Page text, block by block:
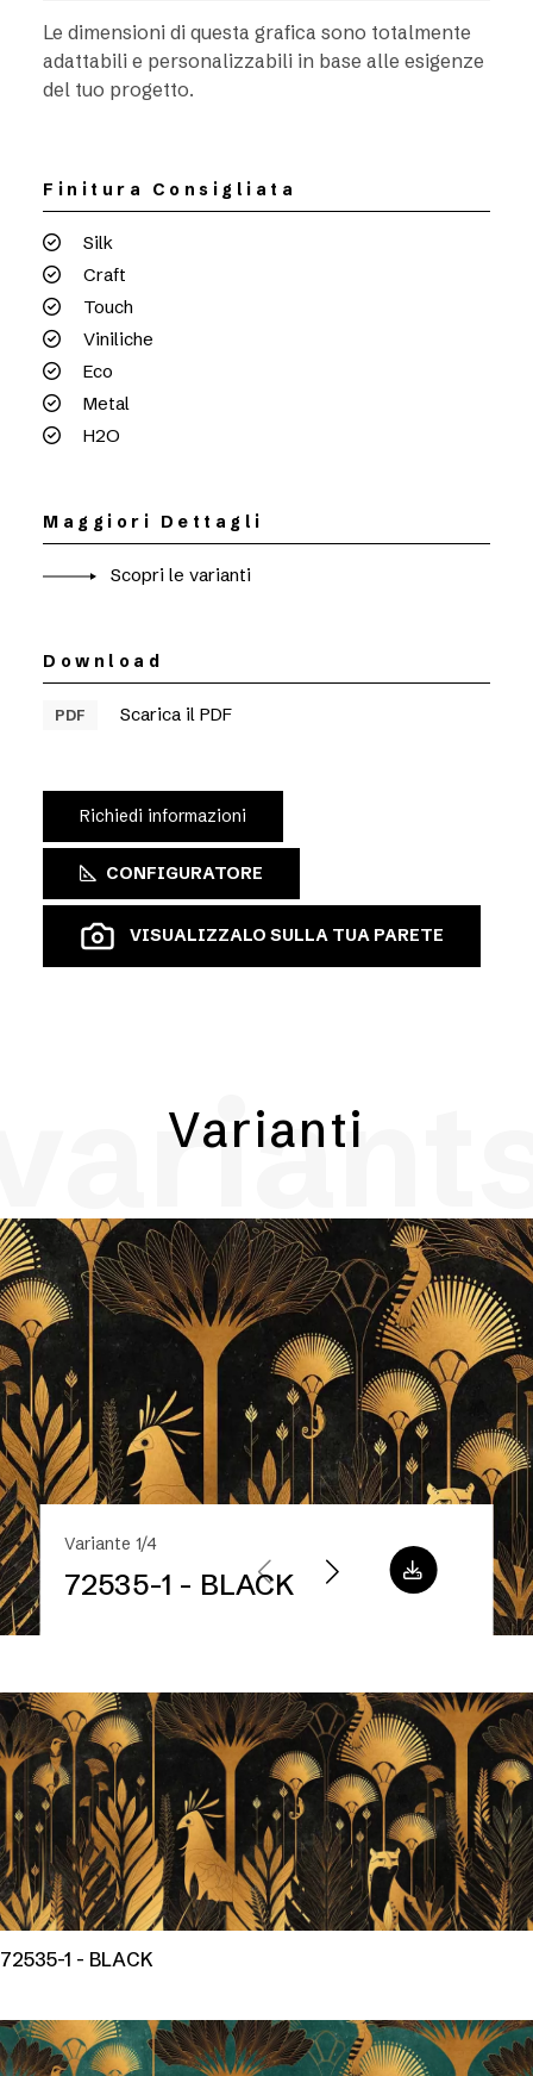
Le dimensioni di questa grafica sono totalmente
adattabili e personalizzabili in base alle esigenze
del tuo progetto.
Finitura Consigliata
Silk
Craft
Touch
Viniliche
Eco
Metal
H2O
Maggiori Dettagli
Scopri le varianti
Download
PDF Scarica il PDF
Richiedi informazioni
CONFIGURATORE
VISUALIZZALO SULLA TUA PARETE
Varianti
Variante 1/4
72535-1 - BLACK
72535-1 - BLACK